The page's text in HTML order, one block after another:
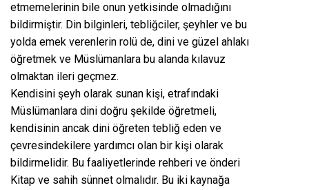
etmemelerinin bile onun yetkisinde olmadığını
bildirmiştir. Din bilginleri, tebliğciler, şeyhler ve bu
yolda emek verenlerin rolü de, dini ve güzel ahlakı
öğretmek ve Müslümanlara bu alanda kılavuz
olmaktan ileri geçmez.
Kendisini şeyh olarak sunan kişi, etrafındaki
Müslümanlara dini doğru şekilde öğretmeli,
kendisinin ancak dini öğreten tebliğ eden ve
çevresindekilere yardımcı olan bir kişi olarak
bildirmelidir. Bu faaliyetlerinde rehberi ve önderi
Kitap ve sahih sünnet olmalıdır. Bu iki kaynağa